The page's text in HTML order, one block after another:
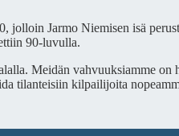
jolloin Jarmo Niemisen isä
90-luvulla.
Meidän vahvuuksiamme
tilanteisiin kilpailijoita